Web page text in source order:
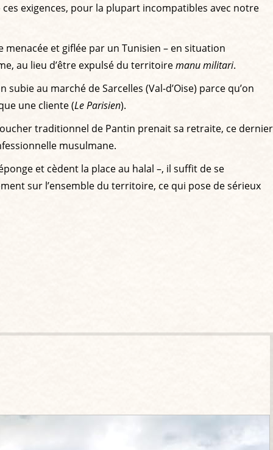
exigences, pour la plupart incompatibles avec notre
menacée et giflée par un Tunisien – en situation
au lieu d’être expulsé du territoiremanu militari.
au marché de Sarcelles (Val-d’Oise) parce qu’on
une cliente (Le Parisien).
traditionnel de Pantin prenait sa retraite, ce dernier
musulmane.
et cèdent la place au halal –, il suffit de se
sur l’ensemble du territoire, ce qui pose de sérieux